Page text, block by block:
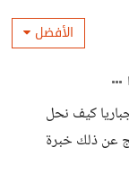
الأفضل
كيف نحل
عن ذلك خبرة